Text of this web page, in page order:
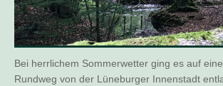
Bei herrlichem Sommerwetter ging es auf
Rundweg von der Lüneburger Innenstadt